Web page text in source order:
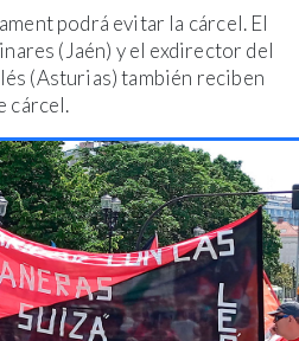
podrá evitar la cárcel. El
(Jaén) y el exdirector del
(Asturias) también reciben
cárcel.